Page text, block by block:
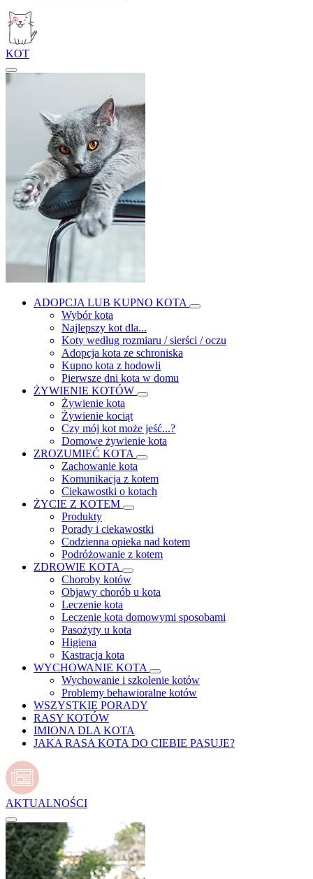
KOT
ADOPCJA LUB KUPNO KOTA
Wybór kota
Najlepszy kot dla...
Koty według rozmiaru / sierści / oczu
Adopcja kota ze schroniska
Kupno kota z hodowli
Pierwsze dni kota w domu
ŻYWIENIE KOTÓW
Żywienie kota
Żywienie kociąt
Czy mój kot może jeść...?
Domowe żywienie kota
ZROZUMIEĆ KOTA
Zachowanie kota
Komunikacja z kotem
Ciekawostki o kotach
ŻYCIE Z KOTEM
Produkty
Porady i ciekawostki
Codzienna opieka nad kotem
Podróżowanie z kotem
ZDROWIE KOTA
Choroby kotów
Objawy chorób u kota
Leczenie kota
Leczenie kota domowymi sposobami
Pasożyty u kota
Higiena
Kastracja kota
WYCHOWANIE KOTA
Wychowanie i szkolenie kotów
Problemy behawioralne kotów
WSZYSTKIE PORADY
RASY KOTÓW
IMIONA DLA KOTA
JAKA RASA KOTA DO CIEBIE PASUJE?
AKTUALNOŚCI